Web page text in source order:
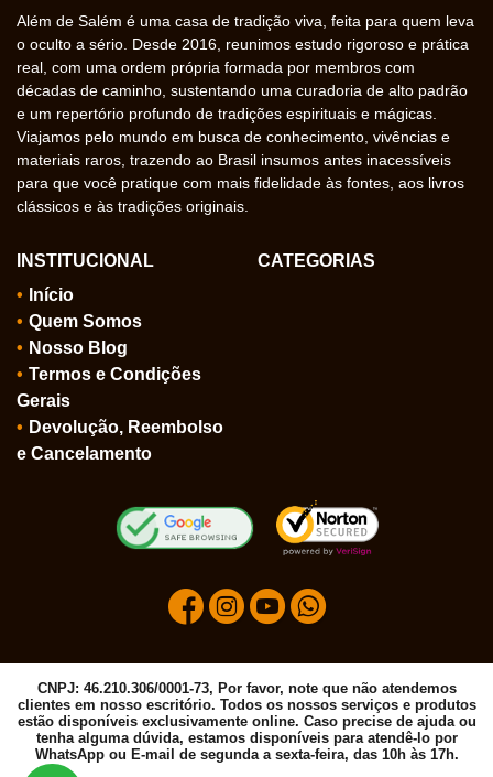
Além de Salém é uma casa de tradição viva, feita para quem leva
o oculto a sério. Desde 2016, reunimos estudo rigoroso e prática
real, com uma ordem própria formada por membros com
décadas de caminho, sustentando uma curadoria de alto padrão
e um repertório profundo de tradições espirituais e mágicas.
Viajamos pelo mundo em busca de conhecimento, vivências e
materiais raros, trazendo ao Brasil insumos antes inacessíveis
para que você pratique com mais fidelidade às fontes, aos livros
clássicos e às tradições originais.
INSTITUCIONAL
Início
Quem Somos
Nosso Blog
Termos e Condições
Gerais
Devolução, Reembolso
e Cancelamento
CATEGORIAS
CNPJ: 46.210.306/0001-73, Por favor, note que não atendemos
clientes em nosso escritório. Todos os nossos serviços e produtos
estão disponíveis exclusivamente online. Caso precise de ajuda ou
tenha alguma dúvida, estamos disponíveis para atendê-lo por
WhatsApp ou E-mail de segunda a sexta-feira, das 10h às 17h.